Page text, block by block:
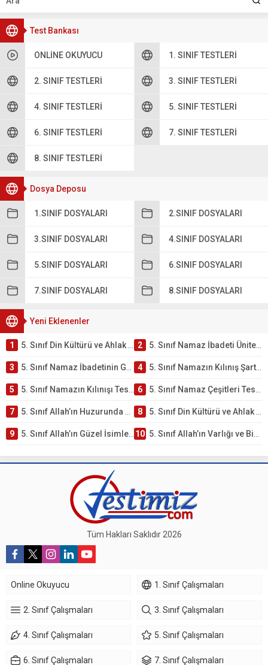
Test Bankası
ONLINE OKUYUCU 1. SINIF TESTLERI
2. SINIF TESTLERI 3. SINIF TESTLERI
4. SINIF TESTLERI 5. SINIF TESTLERI
6. SINIF TESTLERI 7. SINIF TESTLERI
8. SINIF TESTLERI
Dosya Deposu
1.SINIF DOSYALARI 2.SINIF DOSYALARI
3.SINIF DOSYALARI 4.SINIF DOSYALARI
5.SINIF DOSYALARI 6.SINIF DOSYALARI
7.SINIF DOSYALARI 8.SINIF DOSYALARI
Yeni Eklenenler
1 5. Sınıf Din Kültürü ve Ahlak Bilgisi 2. Ünite: Namaz İbadeti Çalışmaları 2 5. Sınıf Namaz İbadeti Ünite Testi – Online Çöz
3 5. Sınıf Namaz İbadetinin Getirdiği Faydalar Testi 4 5. Sınıf Namazın Kılınış Şartları Testi
5 5. Sınıf Namazın Kılınışı Testi – Online Çöz 6 5. Sınıf Namaz Çeşitleri Testi – Online Çöz
7 5. Sınıf Allah’ın Huzurunda Olmak – Namaz İbadeti Testi 8 5. Sınıf Din Kültürü ve Ahlak Bilgisi 1. Ünite: Allah İnancı Çalışmaları
9 5. Sınıf Allah’ın Güzel İsimleri Testi – Online Çöz 10 5. Sınıf Allah’ın Varlığı ve Birliği Testi – Online Çöz
Tüm Hakları Saklıdır 2026
Online Okuyucu 1. Sınıf Çalışmaları
2. Sınıf Çalışmaları 3. Sınıf Çalışmaları
4. Sınıf Çalışmaları 5. Sınıf Çalışmaları
6. Sınıf Çalışmaları 7. Sınıf Çalışmaları